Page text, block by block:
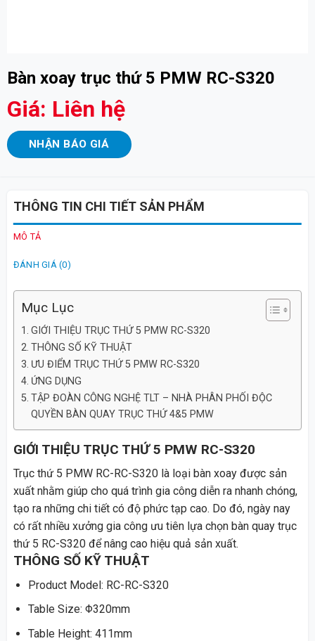
Bàn xoay trục thứ 5 PMW RC-S320
Giá: Liên hệ
NHẬN BÁO GIÁ
THÔNG TIN CHI TIẾT SẢN PHẨM
MÔ TẢ
ĐÁNH GIÁ (0)
Mục Lục
GIỚI THIỆU TRỤC THỨ 5 PMW RC-S320
THÔNG SỐ KỸ THUẬT
ƯU ĐIỂM TRỤC THỨ 5 PMW RC-S320
ỨNG DỤNG
TẬP ĐOÀN CÔNG NGHỆ TLT – NHÀ PHÂN PHỐI ĐỘC
QUYỀN BÀN QUAY TRỤC THỨ 4&5 PMW
GIỚI THIỆU TRỤC THỨ 5 PMW RC-S320
Trục thứ 5 PMW RC-RC-S320 là loại bàn xoay được sản
xuất nhằm giúp cho quá trình gia công diễn ra nhanh chóng,
tạo ra những chi tiết có độ phức tạp cao. Do đó, ngày nay
có rất nhiều xưởng gia công ưu tiên lựa chọn bàn quay trục
thứ 5 RC-S320 để nâng cao hiệu quả sản xuất.
THÔNG SỐ KỸ THUẬT
Product Model: RC-RC-S320
Table Size: Φ320mm
Table Height: 411mm